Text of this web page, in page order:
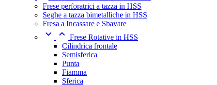
Frese perforatrici a tazza in HSS
Seghe a tazza bimetalliche in HSS
Fresa a Incassare e Sbavare
  Frese Rotative in HSS
Cilindrica frontale
Semisferica
Punta
Fiamma
Sferica